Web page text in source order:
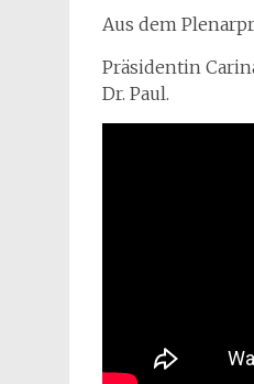
Aus dem
Präsidentin
Dr. Paul.